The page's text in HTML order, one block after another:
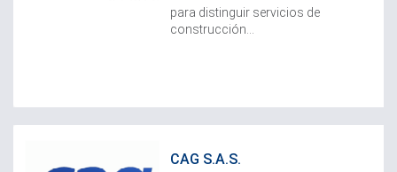
para distinguir servicios de
construcción...
CAG S.A.S.